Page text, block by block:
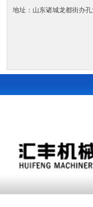
地址：山东诸城龙都街办